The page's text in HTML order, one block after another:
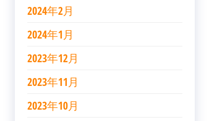
2024年2月
2024年1月
2023年12月
2023年11月
2023年10月